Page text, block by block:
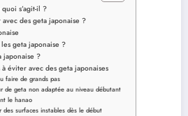
s’agit-il ?
des geta japonaise ?
geta japonaise ?
japonaise ?
éviter avec des geta japonaises
faire de grands pas
de geta non adaptée au niveau débutant
le hanao
des surfaces instables dès le début